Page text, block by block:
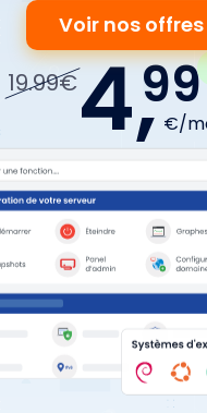
19.99€4,99
€/
Voir nos offres